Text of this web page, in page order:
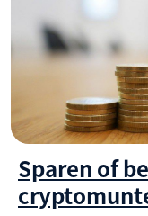
Sparen of